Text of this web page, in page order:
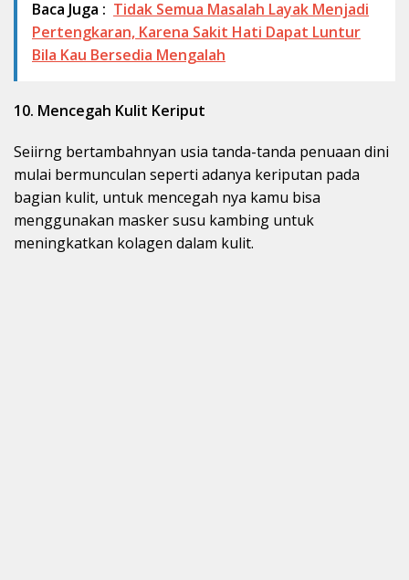
Baca Juga : Tidak Semua Masalah Layak Menjadi
Pertengkaran, Karena Sakit Hati Dapat Luntur
Bila Kau Bersedia Mengalah
10. Mencegah Kulit Keriput
Seiirng bertambahnyan usia tanda-tanda penuaan dini
mulai bermunculan seperti adanya keriputan pada
bagian kulit, untuk mencegah nya kamu bisa
menggunakan masker susu kambing untuk
meningkatkan kolagen dalam kulit.